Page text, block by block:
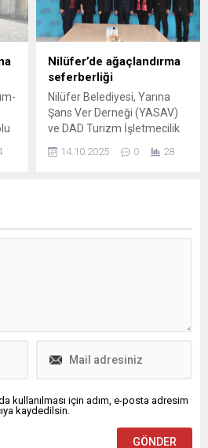
Demirtaş İsmet Kutlay Parkı
ile yeni inşa edilen Ovaakça
Çeşmebaşı Parkı,
tamamlandığında bölge
halkına konforlu ve estetik
yaşam alanları sunacak.
Osmangazi Belediyesi,
Demirtaş İsmet Kutlay...
Nilüfer’de ağaçlandırma
seferberliği
Nilüfer Belediyesi, Yarına
Şans Ver Derneği (YASAV)
ve DAD Turizm İşletmecilik
Ticaret A.Ş. (Podyum Park)
arasında, yaz aylarında
14.10.2025 0 28
kullanılması için adım, e-posta adresim
kaydedilsin.